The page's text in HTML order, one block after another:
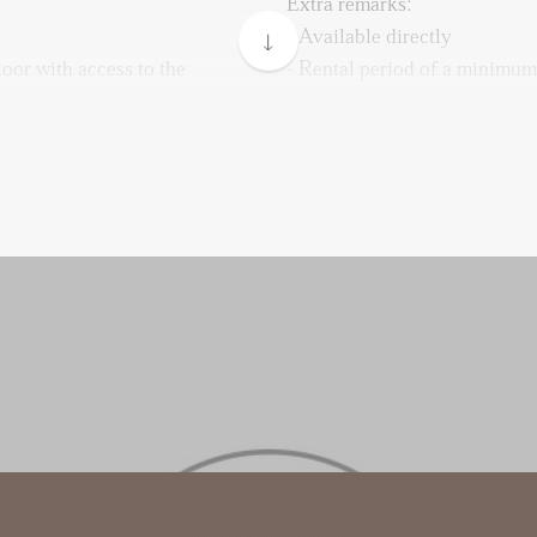
with access to the
radiator.
- Available directly
- Rental period of a minimum
- 2-month deposit